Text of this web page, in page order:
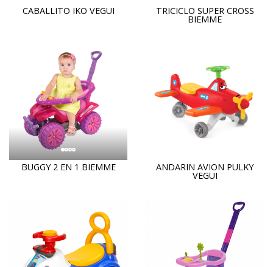
CABALLITO IKO VEGUI TRICICLO SUPER CROSS
BIEMME
BUGGY 2 EN 1 BIEMME ANDARIN AVION PULKY
VEGUI